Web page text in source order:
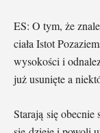
ES: O tym, że
ciała Istot
wysokości i
już usunięte a
Starają się